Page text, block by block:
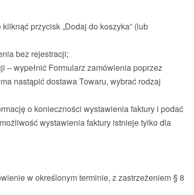
przycisk „Dodaj do koszyka” (lub
bez rejestracji;
– wypełnić Formularz zamówienia poprzez
nastąpić dostawa Towaru, wybrać rodzaj
o konieczności wystawienia faktury i podać
wystawienia faktury istnieje tylko dla
w określonym terminie, z zastrzeżeniem § 8